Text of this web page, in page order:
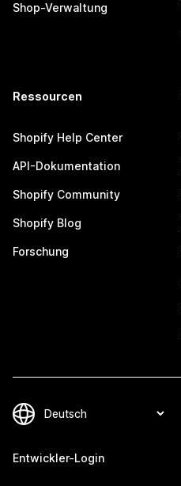
Shop-Verwaltung
Ressourcen
Shopify Help Center
API-Dokumentation
Shopify Community
Shopify Blog
Forschung
Entwickler-Login